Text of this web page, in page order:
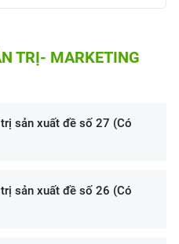
TRỊ- MARKETING
sản xuất đề số 27 (Có
sản xuất đề số 26 (Có